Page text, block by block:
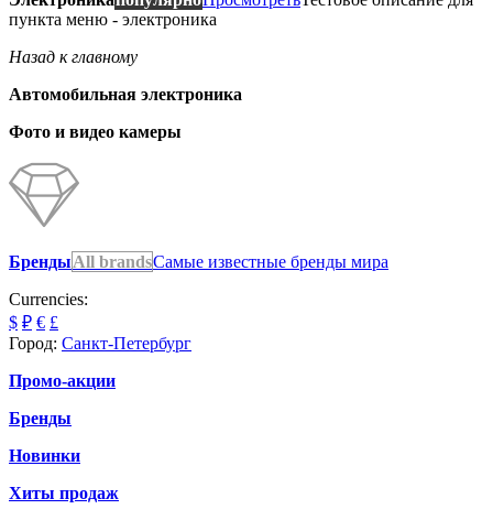
пункта меню - электроника
Назад к главному
Автомобильная электроника
Фото и видео камеры
БрендыAll brandsСамые известные бренды мира
Currencies:
$ ₽ € £
Город: Санкт-Петербург
Промо-акции
Бренды
Новинки
Хиты продаж